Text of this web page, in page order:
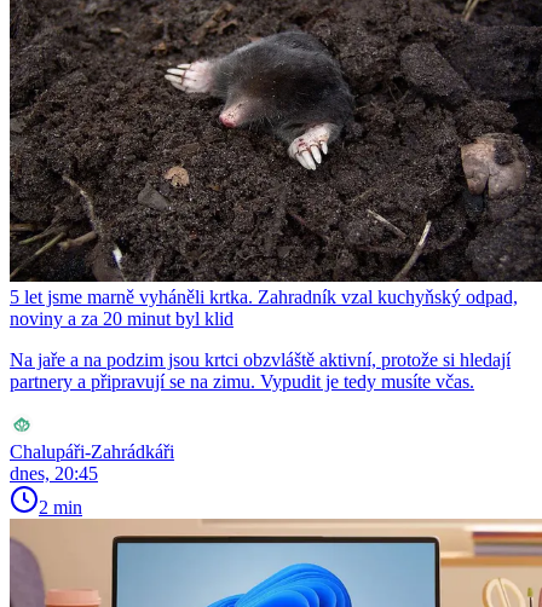
5 let jsme marně vyháněli krtka. Zahradník vzal kuchyňský odpad,
noviny a za 20 minut byl klid
Na jaře a na podzim jsou krtci obzvláště aktivní, protože si hledají
partnery a připravují se na zimu. Vypudit je tedy musíte včas.
Chalupáři-Zahrádkáři
dnes, 20:45
2 min